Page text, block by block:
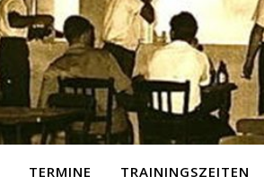
TERMINE TRAININGSZEITEN